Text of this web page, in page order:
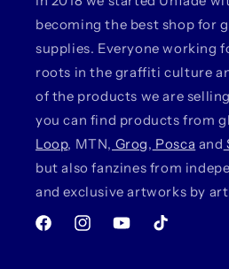
becoming the best shop for
supplies. Everyone working
roots in the graffiti culture
of the products we are
you can find products from
Loop, MTN, Grog, Posca and
but also fanzines from
and exclusive artworks by
FacebookInstagramYouTubeTikTok